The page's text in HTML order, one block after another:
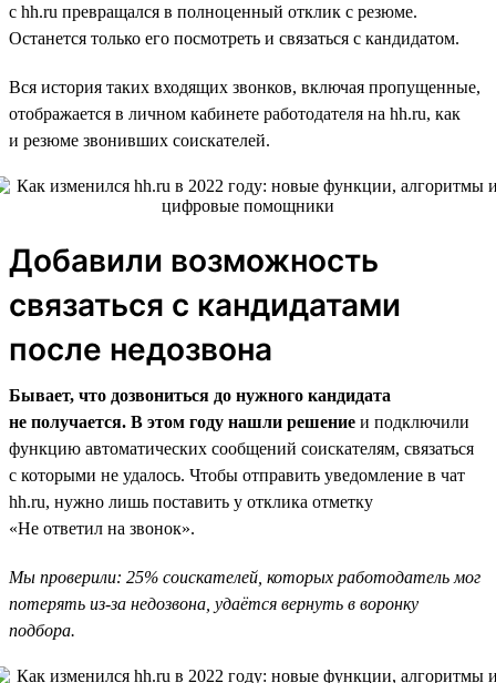
с hh.ru превращался в полноценный отклик с резюме.
Останется только его посмотреть и связаться с кандидатом.
Вся история таких входящих звонков, включая пропущенные,
отображается в личном кабинете работодателя на hh.ru, как
и резюме звонивших соискателей.
Добавили возможность
связаться с кандидатами
после недозвона
Бывает, что дозвониться до нужного кандидата
не получается. В этом году нашли решение и подключили
функцию автоматических сообщений соискателям, связаться
с которыми не удалось. Чтобы отправить уведомление в чат
hh.ru, нужно лишь поставить у отклика отметку
«Не ответил на звонок».
Мы проверили: 25% соискателей, которых работодатель мог
потерять из-за недозвона, удаётся вернуть в воронку
подбора.